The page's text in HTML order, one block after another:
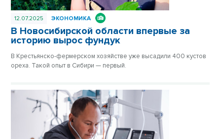
12.07.2025 ЭКОНОМИКА
В Новосибирской области впервые за
историю вырос фундук
В Крестьянско-фермерском хозяйстве уже высадили 400 кустов
ореха. Такой опыт в Сибири — первый.